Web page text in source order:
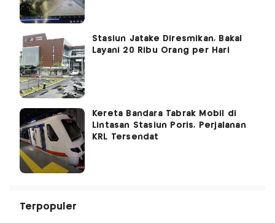
Stasiun Jatake Diresmikan, Bakal
Layani 20 Ribu Orang per Hari
Kereta Bandara Tabrak Mobil di
Lintasan Stasiun Poris, Perjalanan
KRL Tersendat
Terpopuler